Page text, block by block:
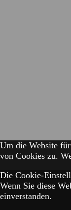
Um die Website
von Cookies zu.
Die Cookie-
Wenn Sie diese
einverstanden.